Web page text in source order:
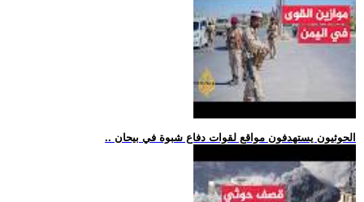
.. الحوثيون يستهدفون مواقع لقوات دفاع شبوة في بيحان